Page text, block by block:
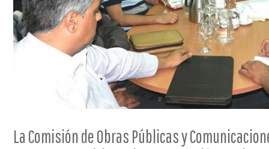
La Comisión de Obras Públicas y